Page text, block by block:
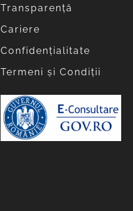
Transparență
Cariere
Confidențialitate
Termeni și Condiții